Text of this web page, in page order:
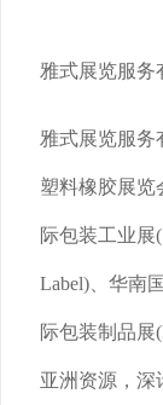
雅式展览服务
雅式展览服务
塑料橡胶展览
际包装工业展
Label)、华南
际包装制品展
亚洲资源，深